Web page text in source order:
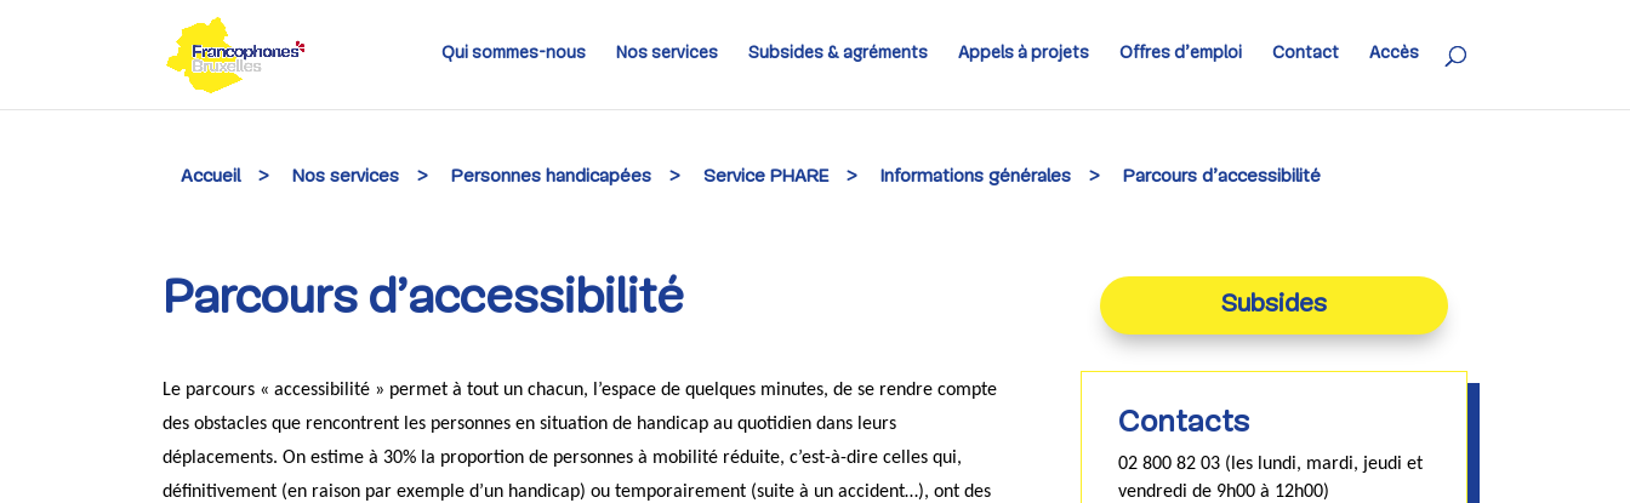
Qui sommes-nous Nos services Subsides & agréments Appels à projets Offres d’emploi Contact Accès
Accueil > Nos services > Personnes handicapées > Service PHARE > Informations générales > Parcours d’accessibilité
Parcours d’accessibilité
Le parcours « accessibilité » permet à tout un chacun, l’espace de quelques minutes, de se rendre compte
des obstacles que rencontrent les personnes en situation de handicap au quotidien dans leurs
déplacements. On estime à 30% la proportion de personnes à mobilité réduite, c’est-à-dire celles qui,
définitivement (en raison par exemple d’un handicap) ou temporairement (suite à un accident…), ont des
Subsides
Contacts
02 800 82 03 (les lundi, mardi, jeudi et
vendredi de 9h00 à 12h00)